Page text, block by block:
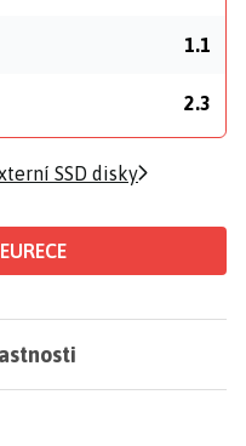
1.1
2.3
SSD disky